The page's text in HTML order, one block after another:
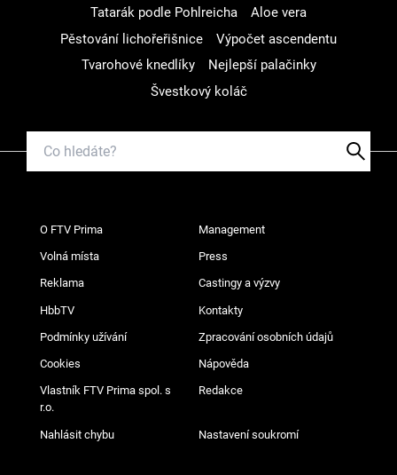
Tatarák podle Pohlreicha
Aloe vera
Pěstování lichořeřišnice
Výpočet ascendentu
Tvarohové knedlíky
Nejlepší palačinky
Švestkový koláč
O FTV Prima Management
Volná místa Press
Reklama Castingy a výzvy
HbbTV Kontakty
Podmínky užívání Zpracování osobních údajů
Cookies Nápověda
Vlastník FTV Prima spol. s
r.o.
Redakce
Nahlásit chybu Nastavení soukromí